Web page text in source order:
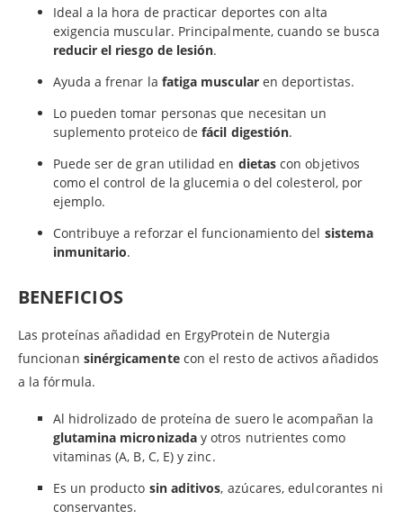
Ideal a la hora de practicar deportes con alta
exigencia muscular. Principalmente, cuando se busca
reducir el riesgo de lesión.
Ayuda a frenar la fatiga muscularen deportistas.
Lo pueden tomar personas que necesitan un
suplemento proteico defácil digestión.
Puede ser de gran utilidad en dietas con objetivos
como el control de la glucemia o del colesterol, por
ejemplo.
Contribuye a reforzar el funcionamiento del sistema
inmunitario.
BENEFICIOS
Las proteínas añadidad en ErgyProtein de Nutergia
funcionan sinérgicamentecon el resto de activos añadidos
a la fórmula.
Al hidrolizado de proteína de suero le acompañan la
glutamina micronizaday otros nutrientes como
vitaminas (A, B, C, E) y zinc.
Es un producto sin aditivos, azúcares, edulcorantes ni
conservantes.